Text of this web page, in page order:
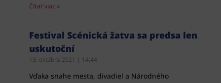
Čítať viac »
Festival Scénická žatva sa predsa len
uskutoční
13. októbra 2021 14:44
Vďaka snahe mesta, divadiel a Národného